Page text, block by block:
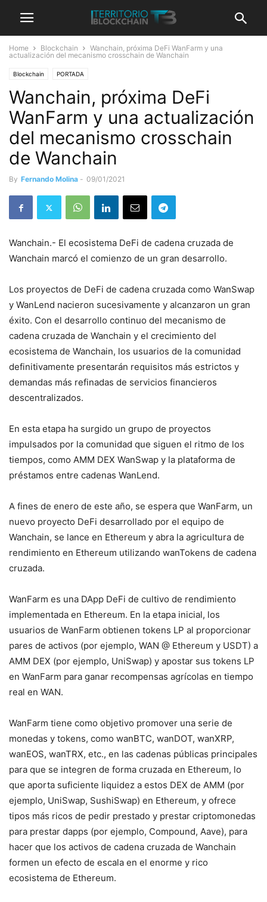
Home Blockchain
Wanchain, próxima DeFi WanFarm y una
actualización del mecanismo crosschain de Wanchain
Blockchain PORTADA
Wanchain, próxima DeFi
WanFarm y una actualización
del mecanismo crosschain
de Wanchain
By Fernando Molina - 09/01/2021
Wanchain.- El ecosistema DeFi de cadena cruzada de
Wanchain marcó el comienzo de un gran desarrollo.
Los proyectos de DeFi de cadena cruzada como WanSwap
y WanLend nacieron sucesivamente y alcanzaron un gran
éxito. Con el desarrollo continuo del mecanismo de
cadena cruzada de Wanchain y el crecimiento del
ecosistema de Wanchain, los usuarios de la comunidad
definitivamente presentarán requisitos más estrictos y
demandas más refinadas de servicios financieros
descentralizados.
En esta etapa ha surgido un grupo de proyectos
impulsados ​​por la comunidad que siguen el ritmo de los
tiempos, como AMM DEX WanSwap y la plataforma de
préstamos entre cadenas WanLend.
A fines de enero de este año, se espera que WanFarm, un
nuevo proyecto DeFi desarrollado por el equipo de
Wanchain, se lance en Ethereum y abra la agricultura de
rendimiento en Ethereum utilizando wanTokens de cadena
cruzada.
WanFarm es una DApp DeFi de cultivo de rendimiento
implementada en Ethereum. En la etapa inicial, los
usuarios de WanFarm obtienen tokens LP al proporcionar
pares de activos (por ejemplo, WAN @ Ethereum y USDT) a
AMM DEX (por ejemplo, UniSwap) y apostar sus tokens LP
en WanFarm para ganar recompensas agrícolas en tiempo
real en WAN.
WanFarm tiene como objetivo promover una serie de
monedas y tokens, como wanBTC, wanDOT, wanXRP,
wanEOS, wanTRX, etc., en las cadenas públicas principales
para que se integren de forma cruzada en Ethereum, lo
que aporta suficiente liquidez a estos DEX de AMM (por
ejemplo, UniSwap, SushiSwap) en Ethereum, y ofrece
tipos más ricos de pedir prestado y prestar criptomonedas
para prestar dapps (por ejemplo, Compound, Aave), para
hacer que los activos de cadena cruzada de Wanchain
formen un efecto de escala en el enorme y rico
ecosistema de Ethereum.